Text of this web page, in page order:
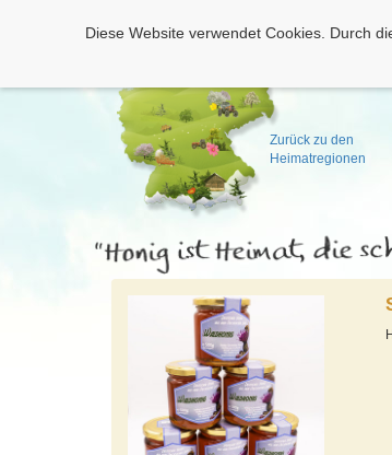
Zurück zu den
Heimatregionen
Diese Website verwendet Cookies. Durch